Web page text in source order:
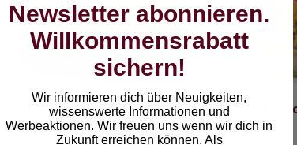
Edelkastanienhonig aus dem
Pfälzer Wald
Newsletter abonnieren.
Willkommensrabatt
sichern!
Wir informieren dich über Neuigkeiten,
wissenswerte Informationen und
Werbeaktionen. Wir freuen uns wenn wir dich in
Zukunft erreichen können. Als